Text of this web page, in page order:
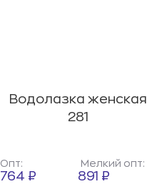
Водолазка женская
281
Опт: Мелкий опт:
764 ₽ 891 ₽